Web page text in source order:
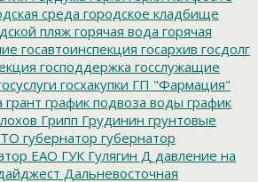
среда городское кладбище
пляж горячая вода горячая
госавтоинспекция госархив госдолг
господдержка госслужащие
госхакупки ГП "Фармация"
грант график подвоза воды график
Грипп Грудинин грунтовые
губернатор губернатор
ЕАО ГУК Гулягин Д давление на
Дальневосточная